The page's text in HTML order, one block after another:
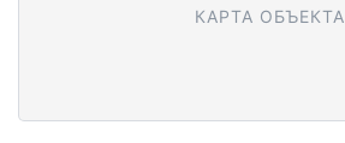
КАРТА ОБЪЕКТА